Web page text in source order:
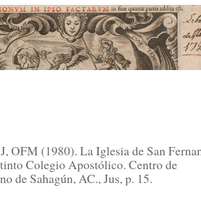
OFM (1980). La Iglesia de San
Colegio Apostólico. Centro de
de Sahagún, AC., Jus, p. 15.